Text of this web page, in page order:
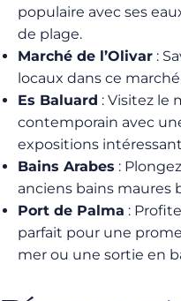
populaire avec ses
de plage.
Marché de l’Olivar :
locaux dans ce
Es Baluard : Visitez le
contemporain avec
expositions
Bains Arabes :
anciens bains maures
Port de Palma :
parfait pour une
mer ou une sortie en